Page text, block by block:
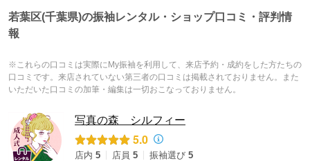
若葉区(千葉県)の振袖レンタル・ショップ口コミ・評判情
報
※これらの口コミは実際にMy振袖を利用して、来店予約・成約をした方たちの
口コミです。来店されていない第三者の口コミは掲載されておりません。また
いただいた口コミの加筆・編集は一切おこなっておりません。
写真の森 シルフィー
5.0
店内 5 店員 5 振袖選び 5